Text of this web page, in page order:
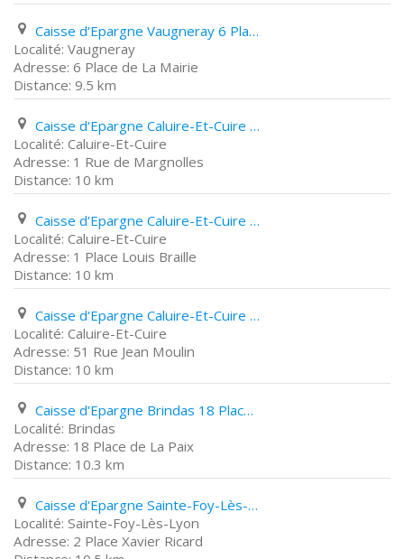
Caisse d'Epargne Vaugneray 6 Place de La Mairie
Vaugneray
6 Place de La Mairie
9.5 km
Caisse d'Epargne Caluire-Et-Cuire 1 Rue de Margnolles
Caluire-Et-Cuire
1 Rue de Margnolles
10 km
Caisse d'Epargne Caluire-Et-Cuire 1 Place Louis Braille
Caluire-Et-Cuire
1 Place Louis Braille
10 km
Caisse d'Epargne Caluire-Et-Cuire 51 Rue Jean Moulin
Caluire-Et-Cuire
51 Rue Jean Moulin
10 km
Caisse d'Epargne Brindas 18 Place de La Paix
Brindas
18 Place de La Paix
10.3 km
Caisse d'Epargne Sainte-Foy-Lès-Lyon 2 Place Xavier Ricard
Sainte-Foy-Lès-Lyon
2 Place Xavier Ricard